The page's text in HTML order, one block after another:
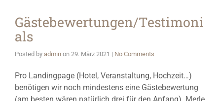
Gästebewertungen/Testimoni
als
Posted by admin on 29. März 2021 | No Comments
Pro Landingpage (Hotel, Veranstaltung, Hochzeit…)
benötigen wir noch mindestens eine Gästebewertung